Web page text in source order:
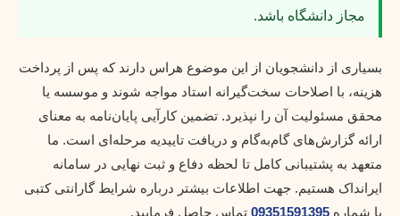
مجاز دانشگاه باشد.
بسیاری از دانشجویان از این موضوع هراس دارند که پس از پرداخت
هزینه، با اصلاحات سخت‌گیرانه استاد مواجه شوند و موسسه یا
محقق مسئولیت آن را نپذیرد. تضمین کارآیی پایان‌نامه به معنای
ارائه گزارش‌های گام‌به‌گام و دریافت تاییدیه مرحله‌ای است. ما
متعهد به پشتیبانی کامل تا لحظه دفاع و ثبت نهایی در سامانه
ایرانداک هستیم. جهت اطلاعات بیشتر درباره شرایط گارانتی کتبی
با شماره 09351591395 تماس حاصل فرمایید.